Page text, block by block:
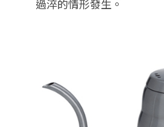
過淬的情形發生。